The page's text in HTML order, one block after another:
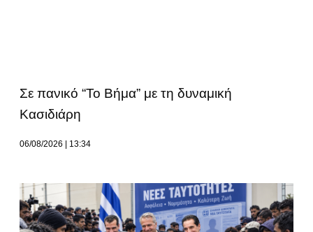
Σε πανικό “Το Βήμα” με τη δυναμική
Κασιδιάρη
06/08/2026 13:34